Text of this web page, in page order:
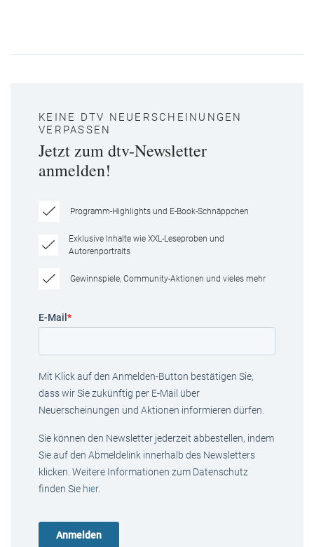
KEINE DTV NEUERSCHEINUNGEN
VERPASSEN
Jetzt zum dtv-Newsletter
anmelden!
Programm-Highlights und E-Book-Schnäppchen
Exklusive Inhalte wie XXL-Leseproben und
Autorenportraits
Gewinnspiele, Community-Aktionen und vieles mehr
E-Mail *
Mit Klick auf den Anmelden-Button bestätigen Sie,
dass wir Sie zukünftig per E-Mail über
Neuerscheinungen und Aktionen informieren dürfen.
Sie können den Newsletter jederzeit abbestellen, indem
Sie auf den Abmeldelink innerhalb des Newsletters
klicken. Weitere Informationen zum Datenschutz
finden Sie hier.